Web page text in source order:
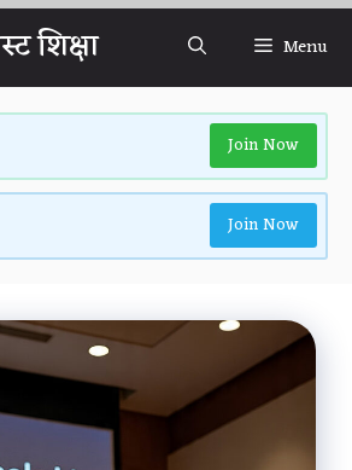
शिक्षा Menu
Join Now
Join Now